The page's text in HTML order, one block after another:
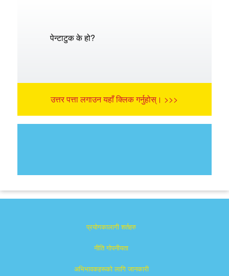
पेन्टाटुक के हो?
उत्तर पत्ता लगाउन यहाँ क्लिक गर्नुहोस्। >>>
प्रयोगकालागी शर्तहरु
नीति गोपनीयता
अभिभावकहरूको लागि जानकारी